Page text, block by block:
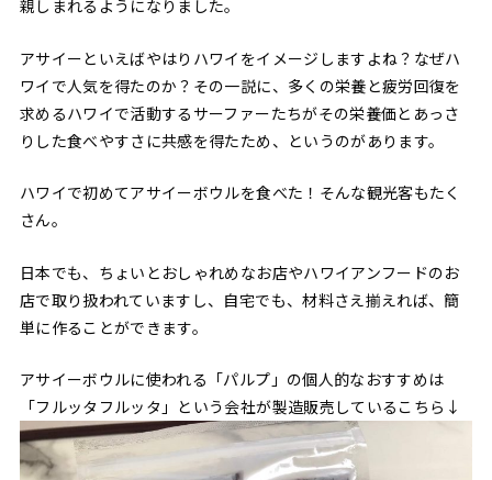
親しまれるようになりました。
アサイーといえばやはりハワイをイメージしますよね？なぜハ
ワイで人気を得たのか？その一説に、多くの栄養と疲労回復を
求めるハワイで活動するサーファーたちがその栄養価とあっさ
りした食べやすさに共感を得たため、というのがあります。
ハワイで初めてアサイーボウルを食べた！そんな観光客もたく
さん。
日本でも、ちょいとおしゃれめなお店やハワイアンフードのお
店で取り扱われていますし、自宅でも、材料さえ揃えれば、簡
単に作ることができます。
アサイーボウルに使われる「パルプ」の個人的なおすすめは
「フルッタフルッタ」という会社が製造販売しているこちら↓